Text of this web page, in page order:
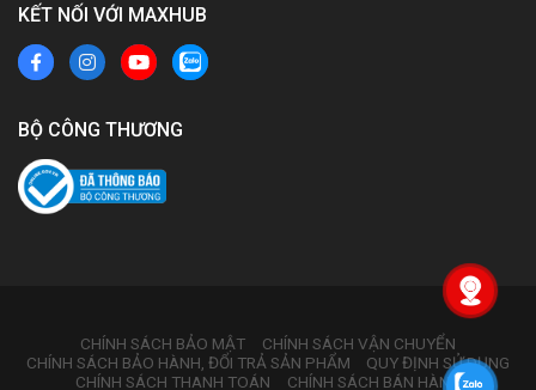
KẾT NỐI VỚI MAXHUB
BỘ CÔNG THƯƠNG
CHÍNH SÁCH BẢO MẬT
CHÍNH SÁCH VẬN CHUYỂN
CHÍNH SÁCH BẢO HÀNH, ĐỔI TRẢ SẢN PHẨM
QUY ĐỊNH SỬ DỤNG
CHÍNH SÁCH THANH TOÁN
CHÍNH SÁCH BÁN HÀNG